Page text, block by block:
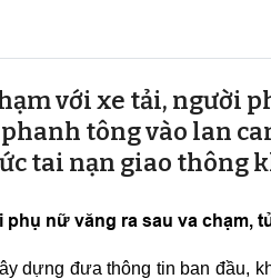
với xe tải, người
tông vào lan
tai nạn giao thông
phụ nữ văng ra sau va chạm,
dựng đưa thông tin ban đầu,